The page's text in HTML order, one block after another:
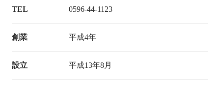
TEL 0596-44-1123
創業 平成4年
設立 平成13年8月